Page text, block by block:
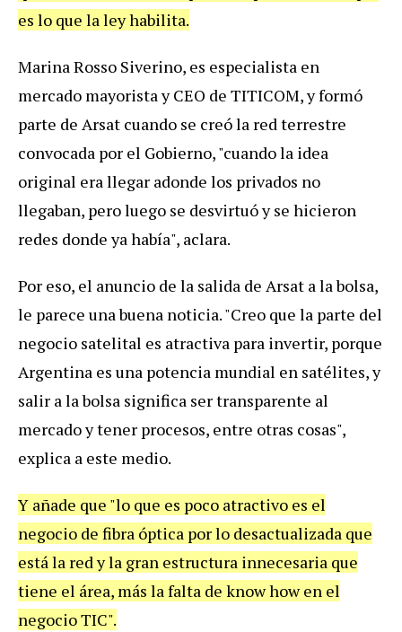
es lo que la ley habilita.
Marina Rosso Siverino, es especialista en
mercado mayorista y CEO de TITICOM, y formó
parte de Arsat cuando se creó la red terrestre
convocada por el Gobierno, "cuando la idea
original era llegar adonde los privados no
llegaban, pero luego se desvirtuó y se hicieron
redes donde ya había", aclara.
Por eso, el anuncio de la salida de Arsat a la bolsa,
le parece una buena noticia. "Creo que la parte del
negocio satelital es atractiva para invertir, porque
Argentina es una potencia mundial en satélites, y
salir a la bolsa significa ser transparente al
mercado y tener procesos, entre otras cosas",
explica a este medio.
Y añade que "lo que es poco atractivo es el
negocio de fibra óptica por lo desactualizada que
está la red y la gran estructura innecesaria que
tiene el área, más la falta de know how en el
negocio TIC".